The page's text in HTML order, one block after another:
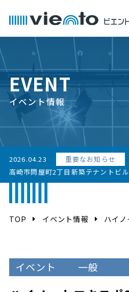
EVENT
イベント情報
2026.04.23
重要なお知らせ
高崎市問屋町2丁目新築テナントビ
TOP イベント情報 ハイ
イベント 一般